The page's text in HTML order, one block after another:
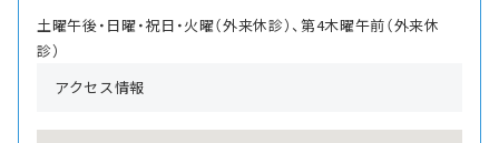
土曜午後・日曜・祝日・火曜（外来休診）、第4木曜午前（外来休
診）
アクセス情報